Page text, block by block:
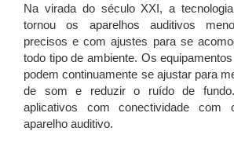
Na virada do século XXI, a
tornou os aparelhos auditivos
precisos e com ajustes para se
todo tipo de ambiente. Os
podem continuamente se ajustar para
de som e reduzir o ruído de
aplicativos com conectividade
aparelho auditivo.